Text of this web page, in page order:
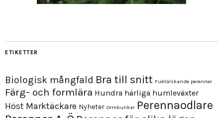
ETIKETTER
Biologisk mångfald Bra till snitt Fuktälskande perenner
Färg- och formlära Hundra härliga humleväxter
Höst Marktäckare Nyheter Ormbunkar Perennaodlare